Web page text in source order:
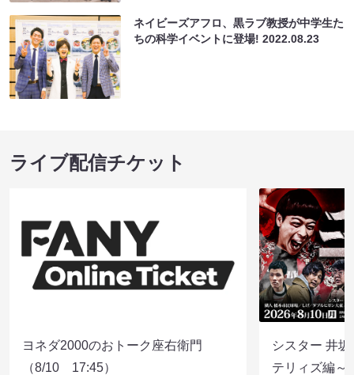
ネイビーズアフロ、黒ラブ教授が中学生た
ちの科学イベントに登場!2022.08.23
ライブ配信チケット
ヨネダ2000のおトーク座右衛門
（8/10 17:45）
シスター 井
テリィズ編